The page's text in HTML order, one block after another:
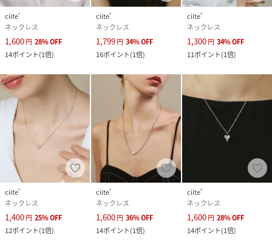
ciite'
ネックレス
1,600円 28%OFF
14ポイント(1倍)
ciite'
ネックレス
1,799円 34%OFF
16ポイント(1倍)
ciite'
ネックレス
1,300円 34%OFF
11ポイント(1倍)
ciite'
ネックレス
1,400円 25%OFF
12ポイント(1倍)
ciite'
ネックレス
1,600円 36%OFF
14ポイント(1倍)
ciite'
ネックレス
1,600円 28%OFF
14ポイント(1倍)